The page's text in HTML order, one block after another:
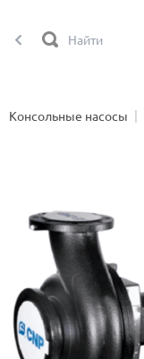
Консольные насосы